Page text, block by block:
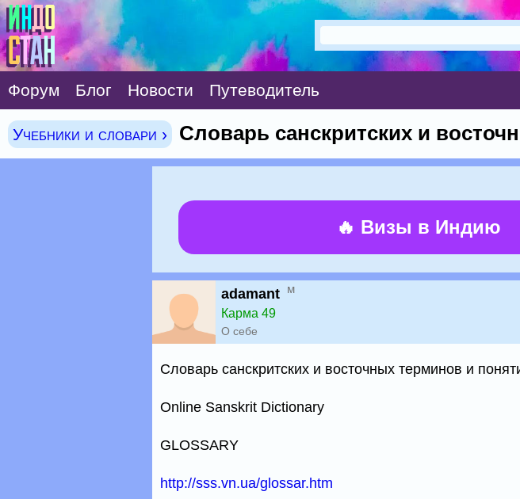
Форум Блог Новости Путеводитель
Учебники и словари › Словарь санскритских и
🔥 Визы в Индию
adamant м
Карма 49
О себе
Словарь санскритских и восточных терминов и
Online Sanskrit Dictionary
GLOSSARY
http://sss.vn.ua/glossar.htm